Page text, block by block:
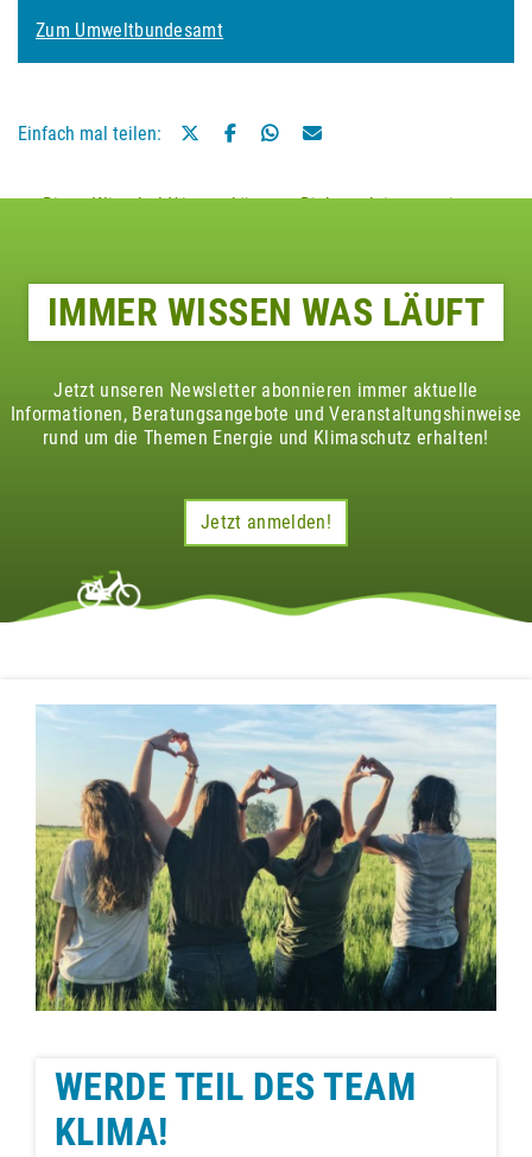
Zum Umweltbundesamt
Einfach mal teilen:
Diese Klimaheld*innen könnten Dich auch interessieren
IMMER WISSEN WAS LÄUFT
Jetzt unseren Newsletter abonnieren immer aktuelle
Informationen, Beratungsangebote und Veranstaltungshinweise
rund um die Themen Energie und Klimaschutz erhalten!
Jetzt anmelden!
WERDE TEIL DES TEAM
KLIMA!